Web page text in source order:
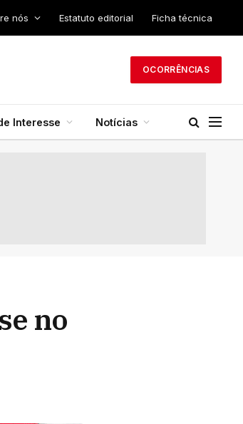
nós Estatuto editorial Ficha técnica
OCORRÊNCIAS
Interesse Notícias
no